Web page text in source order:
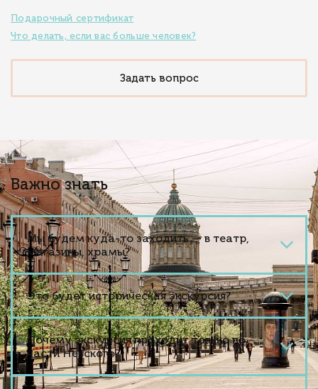
Подарочный сертификат
Что делать, если вас больше человек?
Задать вопрос
Важно знать
Мы будем куда-то заходить — в театр,
магазины, храмы?
Это будет историческая экскурсия?
Почему экскурсия проходит только по
части Невского?